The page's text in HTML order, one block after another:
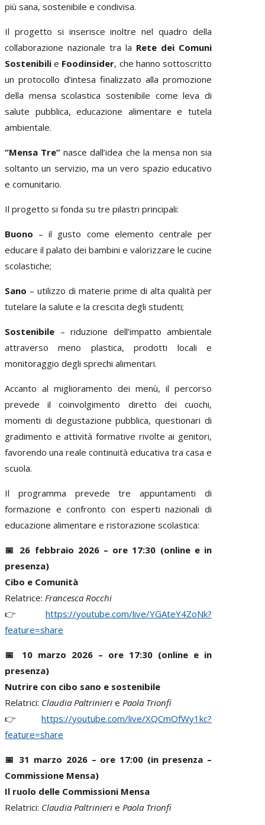
più sana, sostenibile e condivisa.
Il progetto si inserisce inoltre nel quadro della
collaborazione nazionale tra la Rete dei Comuni
Sostenibili e Foodinsider, che hanno sottoscritto
un protocollo d’intesa finalizzato alla promozione
della mensa scolastica sostenibile come leva di
salute pubblica, educazione alimentare e tutela
ambientale.
“Mensa Tre” nasce dall’idea che la mensa non sia
soltanto un servizio, ma un vero spazio educativo
e comunitario.
Il progetto si fonda su tre pilastri principali:
Buono – il gusto come elemento centrale per
educare il palato dei bambini e valorizzare le cucine
scolastiche;
Sano – utilizzo di materie prime di alta qualità per
tutelare la salute e la crescita degli studenti;
Sostenibile – riduzione dell’impatto ambientale
attraverso meno plastica, prodotti locali e
monitoraggio degli sprechi alimentari.
Accanto al miglioramento dei menù, il percorso
prevede il coinvolgimento diretto dei cuochi,
momenti di degustazione pubblica, questionari di
gradimento e attività formative rivolte ai genitori,
favorendo una reale continuità educativa tra casa e
scuola.
Il programma prevede tre appuntamenti di
formazione e confronto con esperti nazionali di
educazione alimentare e ristorazione scolastica:
📅 26 febbraio 2026 – ore 17:30 (online e in
presenza)
Cibo e Comunità
Relatrice: Francesca Rocchi
👉 https://youtube.com/live/YGAteY4ZoNk?
feature=share
📅 10 marzo 2026 – ore 17:30 (online e in
presenza)
Nutrire con cibo sano e sostenibile
Relatrici: Claudia Paltrinieri e Paola Trionfi
👉 https://youtube.com/live/XQCmOfWy1kc?
feature=share
📅 31 marzo 2026 – ore 17:00 (in presenza –
Commissione Mensa)
Il ruolo delle Commissioni Mensa
Relatrici: Claudia Paltrinieri e Paola Trionfi